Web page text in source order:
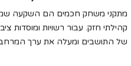
מתקני משחק חכמים הם השקעה
קהילתי חזק. עבור רשויות ומוסדות
של התושבים ומעלה את ערך המרחב